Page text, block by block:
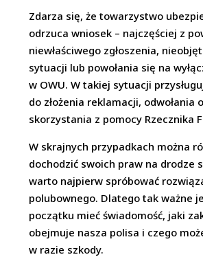
Zdarza się, że towarzystwo
odrzuca wniosek – najczęściej z
niewłaściwego zgłoszenia,
sytuacji lub powołania się na
w OWU. W takiej sytuacji
do złożenia reklamacji, odwołania
skorzystania z pomocy Rzecznika
W skrajnych przypadkach można
dochodzić swoich praw na drodze
warto najpierw spróbować
polubownego. Dlatego tak ważne
początku mieć świadomość, jaki
obejmuje nasza polisa i czego
w razie szkody.